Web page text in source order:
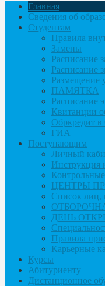
Главная
Сведения об
Студентам
Правила
Замены
Расписание
Расписание
Размещение
ПАМЯТКА
Расписание
Квитанции
Обркредит
ГИА
Поступающим
Личный
Инструкция
ЦЕНТРЫ
Список лиц,
ДЕНЬ
Правила
Карьерные
Курсы
Абитуриенту
Дистанционное